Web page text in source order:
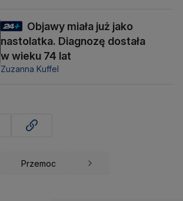
Objawy miała już jako
nastolatka. Diagnozę dostała
w wieku 74 lat
Zuzanna Kuffel
Przemoc